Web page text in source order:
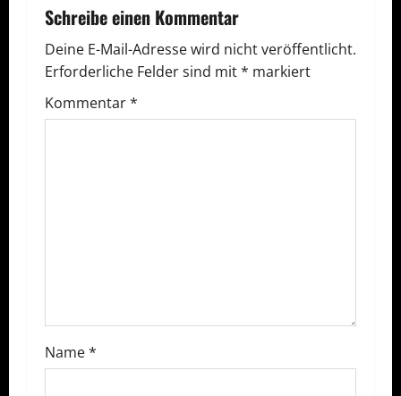
r
a
g
s
g
a
Schreibe einen Kommentar
Deine E-Mail-Adresse wird nicht veröffentlicht.
Erforderliche Felder sind mit* markiert
Kommentar*
Name*